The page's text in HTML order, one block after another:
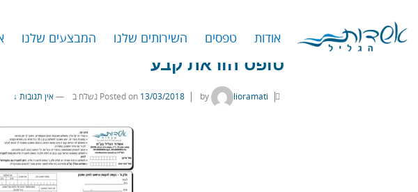
אודות טפסים השירותים שלנו המבצעים שלנו דף הבית טפסים › טופס הוראת קבע
טופס הוראת קבע
Posted on 13/03/2018 by lioramati נשלח ב — אין תגובות ↓